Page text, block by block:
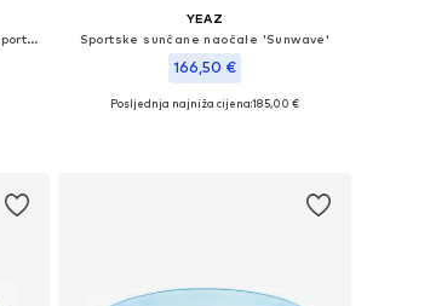
Sportske sunčane naočale 'Sport Sportbrille Silge'
YEAZ
Sportske sunčane naočale 'Sunwave'
166,50 €
Dostupne veličine: One Size
Posljednja najniža cijena:185,00 €